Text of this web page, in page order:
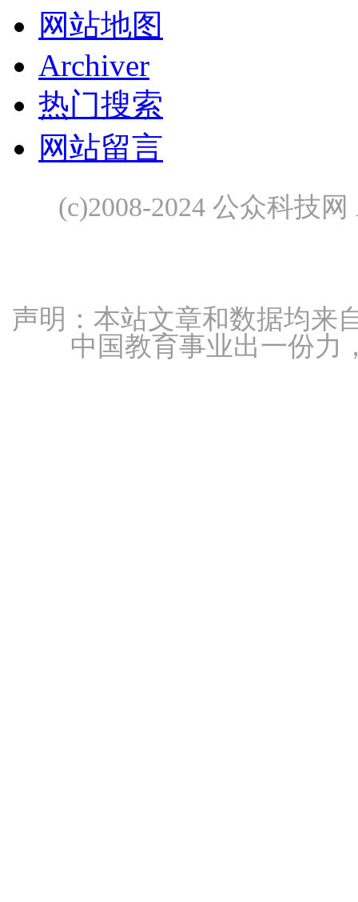
网站地图
Archiver
热门搜索
网站留言
(c)2008-2024 公众科技
声明：本站文章和数据均来
中国教育事业出一份力